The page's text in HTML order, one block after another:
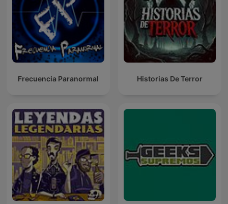
Frecuencia Paranormal Historias De Terror